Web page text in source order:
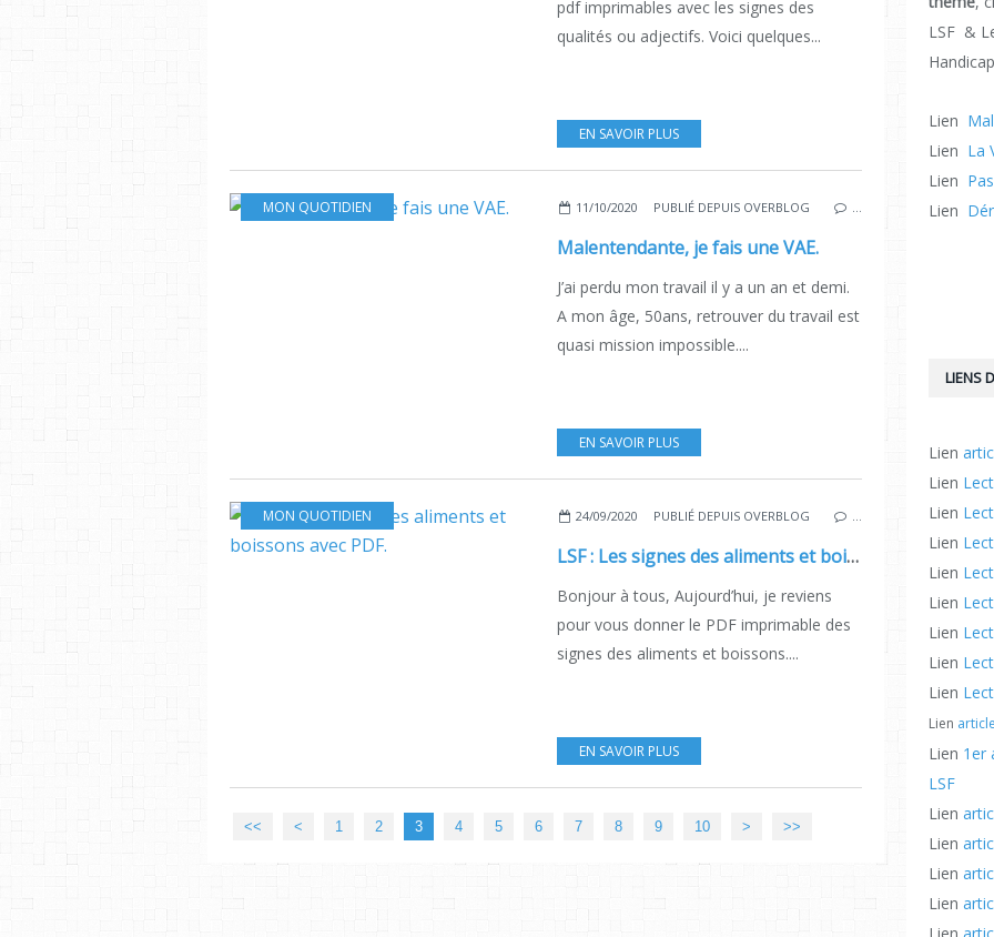
pdf imprimables avec les signes des
qualités ou adjectifs. Voici quelques...
EN SAVOIR PLUS
MON QUOTIDIEN 11/10/2020 PUBLIÉ DEPUIS OVERBLOG
Malentendante, je fais une VAE.
J’ai perdu mon travail il y a un an et demi.
A mon âge, 50ans, retrouver du travail est
quasi mission impossible....
EN SAVOIR PLUS
MON QUOTIDIEN 24/09/2020 PUBLIÉ DEPUIS OVERBLOG
LSF : Les signes des aliments et boissons avec PDF.
Bonjour à tous, Aujourd’hui, je reviens
pour vous donner le PDF imprimable des
signes des aliments et boissons....
EN SAVOIR PLUS
<< < 1 2 3 4 5 6 7 8 9 10 > >>
LSF &
Lien
Lien La
Lien
Lien
LIENS
Lien
Lien
Lien
Lien
Lien
Lien
Lien
Lien
Lien
Lien
Lien 1er
LSF
Lien
Lien
Lien
Lien